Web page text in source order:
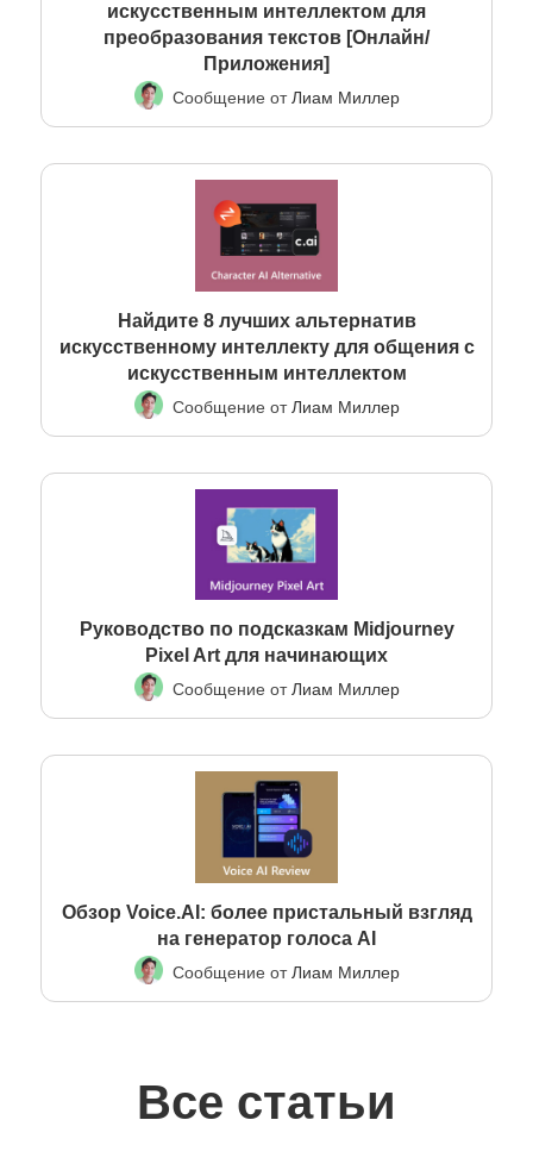
искусственным интеллектом для
преобразования текстов [Онлайн/
Приложения]
Сообщение отЛиам Миллер
Найдите 8 лучших альтернатив
искусственному интеллекту для общения с
искусственным интеллектом
Сообщение от Лиам Миллер
Руководство по подсказкам Midjourney
Pixel Art для начинающих
Сообщение от Лиам Миллер
Обзор Voice.AI: более пристальный взгляд
на генератор голоса AI
Сообщение от Лиам Миллер
Все статьи